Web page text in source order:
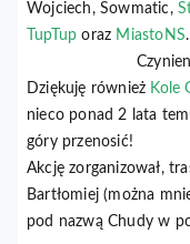
Wojciech, Sowmatic,
TupTup oraz MiastoNS.
Dziękuję również Kole
nieco ponad 2 lata
góry przenosić!
Akcję zorganizował,
Bartłomiej (można
pod nazwą Chudy w